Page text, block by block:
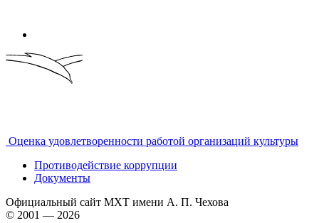
Оценка удовлетворенности работой организаций культуры
Противодействие коррупции
Документы
Официальный сайт МХТ имени А. П. Чехова
© 2001 — 2026